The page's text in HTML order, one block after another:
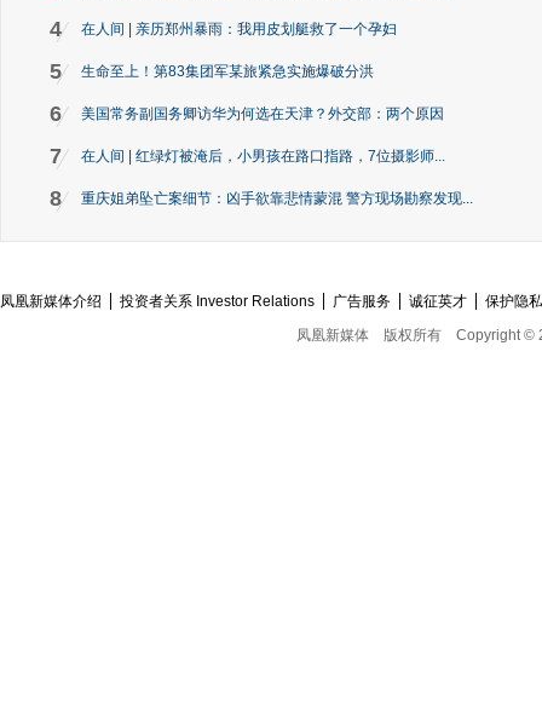
4 在人间 | 亲历郑州暴雨：我用皮划艇救了一个孕妇
5 生命至上！第83集团军某旅紧急实施爆破分洪
6 美国常务副国务卿访华为何选在天津？外交部：两个原因
7 在人间 | 红绿灯被淹后，小男孩在路口指路，7位摄影师...
8 重庆姐弟坠亡案细节：凶手欲靠悲情蒙混 警方现场勘察发现...
凤凰新媒体介绍 投资者关系 Investor Relations 广告服务 诚征英才
保护隐
凤凰新媒体
版权所有 Copyright ©